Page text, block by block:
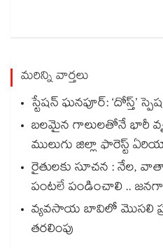
మరిన్ని వార్తలు
స్టేషన్ ఘనపూర్: ‘దోస్త్’
బలమైన గాలులతోనే భారీ
ములుగు జిల్లా ఫారెస్ట్
రైతులకు సూచన : నేల,
పంటలే పండించాలి ..
వ్యవసాయ బావిలో మొసలి
తరలింపు